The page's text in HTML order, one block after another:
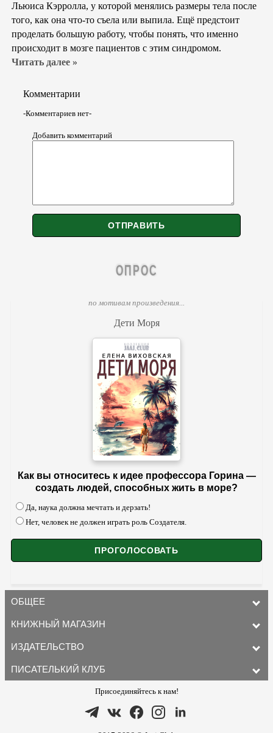
Льюиса Кэрролла, у которой менялись размеры тела после
того, как она что-то съела или выпила. Ещё предстоит
проделать большую работу, чтобы понять, что именно
происходит в мозге пациентов с этим синдромом.
Читать далее »
Комментарии
-Комментариев нет-
Добавить комментарий
ОПРОС
по мотивам произведения...
Дети Моря
Как вы относитесь к идее профессора Горина —
создать людей, способных жить в море?
Да, наука должна мечтать и дерзать!
Нет, человек не должен играть роль Создателя.
ОБЩЕЕ
КНИЖНЫЙ МАГАЗИН
ИЗДАТЕЛЬСТВО
ПИСАТЕЛЬКИЙ КЛУБ
Присоединяйтесь к нам!